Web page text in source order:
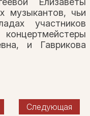
музыкантов, чьи
участников
и Гаврикова
Следующая